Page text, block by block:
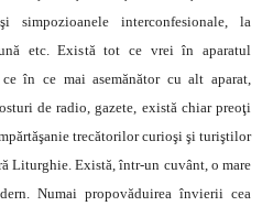
interconfesionale, la
etc. Există tot ce vrei în aparatul
în ce mai asemănător cu alt aparat,
de radio, gazete, există chiar preoţi
trecătorilor curioşi şi turiştilor
Liturghie. Există, într-un cuvânt, o mare
Numai propovăduirea învierii cea